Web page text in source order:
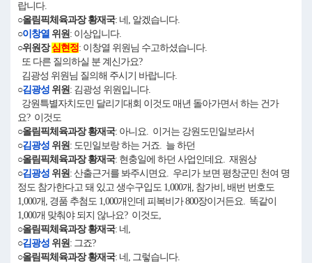
랍니다.
○올림픽체육과장 황재국: 네, 알겠습니다.
○이창열 위원: 이상입니다.
○위원장심현정: 이창열 위원님 수고하셨습니다.
또 다른 질의하실 분 계신가요?
김광성 위원님 질의해 주시기 바랍니다.
○김광성 위원: 김광성 위원입니다.
강원특별자치도민 달리기대회 이것도 매년 돌아가면서 하는 건가
요? 이것도
○올림픽체육과장 황재국: 아니요. 이거는 강원도민일보라서
○김광성 위원: 도민일보랑 하는 거죠. 늘 하던
○올림픽체육과장 황재국: 현충일에 하던 사업인데요. 재원상
○김광성 위원: 산출근거를 봐주시면요. 우리가 보면 평창군민 천여 명
정도 참가한다고 돼 있고 생수구입도 1,000개, 참가비, 배번 번호도
1,000개, 경품 추첨도 1,000개인데 피복비가 800장이거든요. 똑같이
1,000개 맞춰야 되지 않나요? 이것도,
○올림픽체육과장 황재국: 네,
○김광성 위원: 그죠?
○올림픽체육과장 황재국: 네, 그렇습니다.